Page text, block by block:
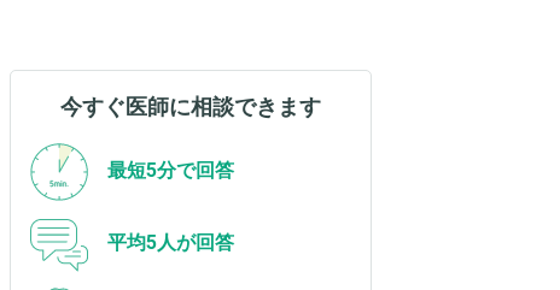
今すぐ医師に相談できます
最短5分で回答
平均5人が回答